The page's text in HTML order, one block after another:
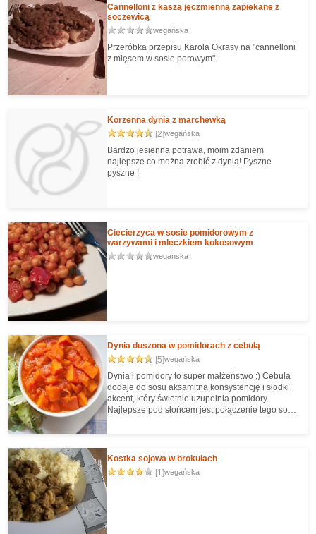
- jako sałatka.
Cannelloni z kaszą jęczmienną zapiekane z
soczewicą
wegańska
Przeróbka przepisu Karola Okrasy na "cannelloni
z mięsem w sosie porowym".
Korzenna dynia z marchewką
[2]wegańska
Bardzo jesienna potrawa, moim zdaniem
najlepsze co można zrobić z dynią! Pyszne
pyszne !
Ciecierzyca w sosie pomidorowym z
warzywami i mleczkiem kokosowym
wegańska
Dynia duszona w pomidorach z cebulą
[5]wegańska
Dynia i pomidory to super małżeństwo ;) Cebula
dodaje do sosu aksamitną konsystencję i słodki
akcent, który świetnie uzupełnia pomidory.
Najlepsze pod słońcem jest połączenie tego sosu
podobny przepis na sos z tartej dyni i pomidorów.
Kostka sojowa w brokułach
[1]wegańska